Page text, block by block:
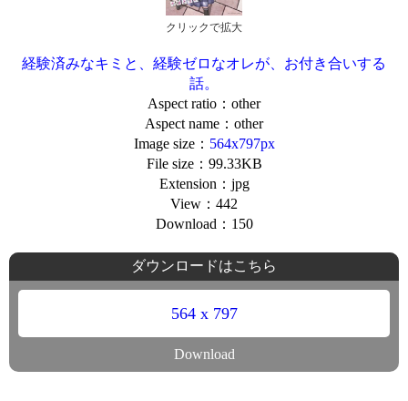
クリックで拡大
経験済みなキミと、経験ゼロなオレが、お付き合いする
話。
Aspect ratio：other
Aspect name：other
Image size： 564x797px
File size：99.33KB
Extension：jpg
View：442
Download：150
ダウンロードはこちら
564 x 797
Download